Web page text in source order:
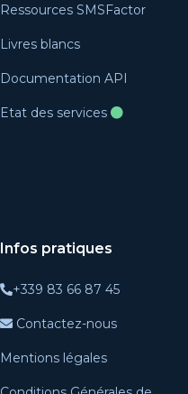
Ressources SMSFactor
Livres blancs
Documentation API
Etat des services
Infos pratiques
+339 83 66 87 45
Contactez-nous
Mentions légales